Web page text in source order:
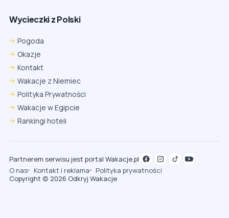
Wycieczki z Polski
Pogoda
Okazje
Kontakt
Wakacje z Niemiec
Polityka Prywatności
Wakacje w Egipcie
Rankingi hoteli
Partnerem serwisu jest portal Wakacje.pl
O nas
Kontakt i reklama
Polityka prywatności
Copyright (c) 2026 Odkryj Wakacje